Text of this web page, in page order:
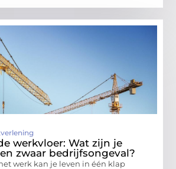
werkvloer: Wat zijn je
zwaar bedrijfsongeval?
werk kan je leven in één klap